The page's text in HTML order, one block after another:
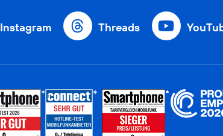
Instagram Threads